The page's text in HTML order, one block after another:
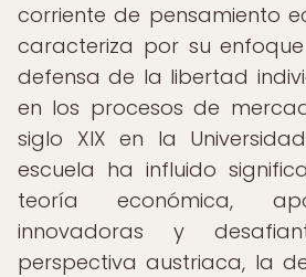
corriente de pensamiento
caracteriza por su enfoque
defensa de la libertad
en los procesos de
siglo XIX en la
escuela ha influido
teoría económica,
innovadoras y
perspectiva austriaca, la